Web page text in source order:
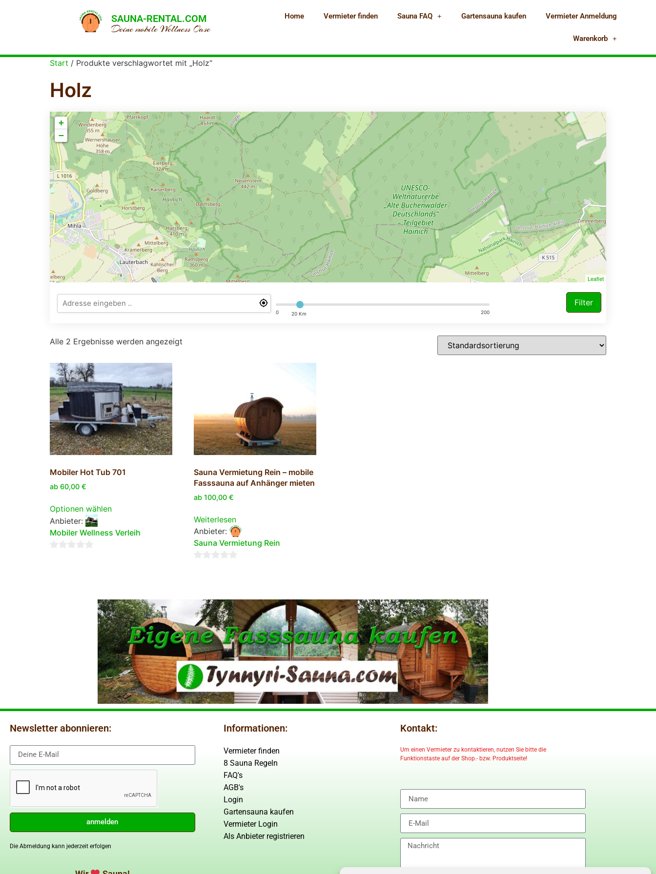
SAUNA-RENTAL.COM
Deine mobile Wellness Oase
Home Vermieter finden Sauna FAQ Gartensauna kaufen Vermieter Anmeldung
Warenkorb
Start / Produkte verschlagwortet mit „Holz“
Holz
+
−
Leaflet
0 20 Km 200
Filter
Alle 2 Ergebnisse werden angezeigt
Mobiler Hot Tub 701
ab 60,00 €
Optionen wählen
Anbieter:
Mobiler Wellness Verleih
Sauna Vermietung Rein – mobile
Fasssauna auf Anhänger mieten
ab 100,00 €
Weiterlesen
Anbieter:
Sauna Vermietung Rein
Newsletter abonnieren:
anmelden
Die Abmeldung kann jederzeit erfolgen
Informationen:
Vermieter finden
8 Sauna Regeln
FAQ's
AGB's
Login
Gartensauna kaufen
Vermieter Login
Als Anbieter registrieren
Kontakt:
Um einen Vermieter zu kontaktieren, nutzen Sie bitte die
Funktionstaste auf der Shop.- bzw. Produktseite!